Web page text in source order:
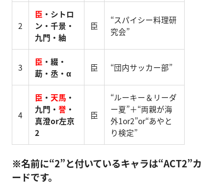
2
臣 ・シトロ
ン・千景・
九門・紬
臣
“スパイシー料理研
究会”
3
臣 ・綴・
莇・丞・α
臣 “団内サッカー部”
4
臣 ・ 天馬 ・
九門・ 誉 ・
真澄or左京
2
臣
“ルーキー＆リーダ
ー夏”＋“両親が海
外1or2”or“あやと
り検定”
※名前に“2”と付いているキャラは“ACT2”カ
ードです。